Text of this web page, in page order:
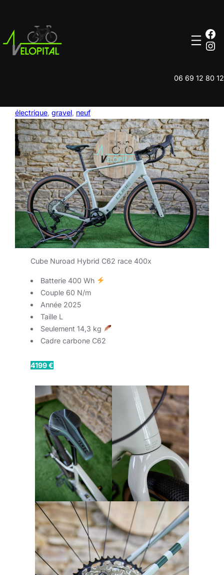
contenu
06 69 12 80 12
électrique, gravel, neuf
Cube Nuroad Hybrid C62 race 400x
Batterie 400 Wh
Couple 60 N/m
Année 2025
Taille L
Seulement 14,3 kg
Cadre carbone C62
4199 €